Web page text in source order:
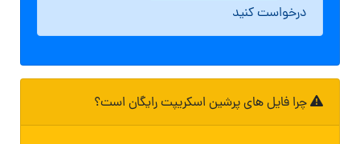
درخواست کنید
چرا فایل های پرشین اسکریپت رایگان است؟